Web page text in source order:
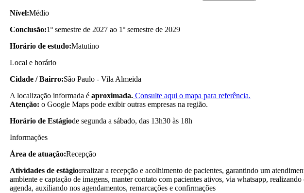
Nível:Médio
Conclusão:1º semestre de 2027 ao 1º semestre de 2029
Horário de estudo:Matutino
Local e horário
Cidade / Bairro:São Paulo - Vila Almeida
A localização informada é aproximada. Consulte aqui o mapa para referência.
Atenção: o Google Maps pode exibir outras empresas na região.
Horário de Estágiode segunda a sábado, das 13h30 às 18h
Informações
Área de atuação:Recepção
Atividades de estágio:realizar a recepção e acolhimento de pacientes, garantindo um
ambiente e captação de imagens, manter contato com pacientes ativos, via whatsapp,
agenda, auxiliando nos agendamentos, remarcações e confirmações